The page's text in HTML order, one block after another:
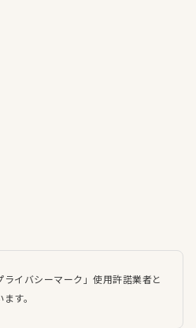
ライバシーマーク」使用許諾業者と
す。